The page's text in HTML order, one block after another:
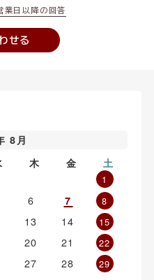
業日以降の回答
せる
8月
木 金 土
1
6 7
8
13 14
15
20 21
22
27 28
29